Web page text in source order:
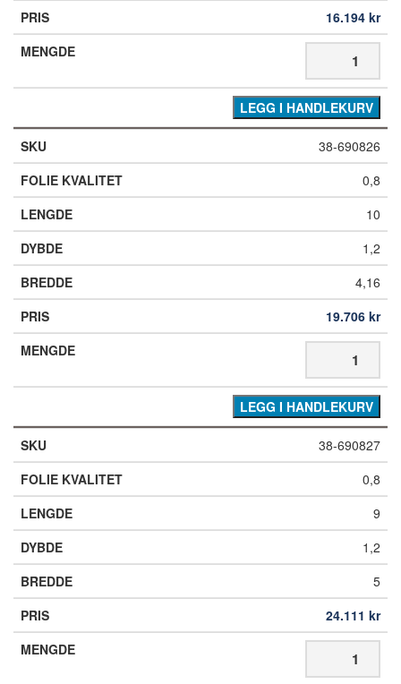
16.194 kr
LEGG I HANDLEKURV
38-690826
0,8
10
1,2
4,16
19.706 kr
LEGG I HANDLEKURV
38-690827
0,8
9
1,2
5
24.111 kr